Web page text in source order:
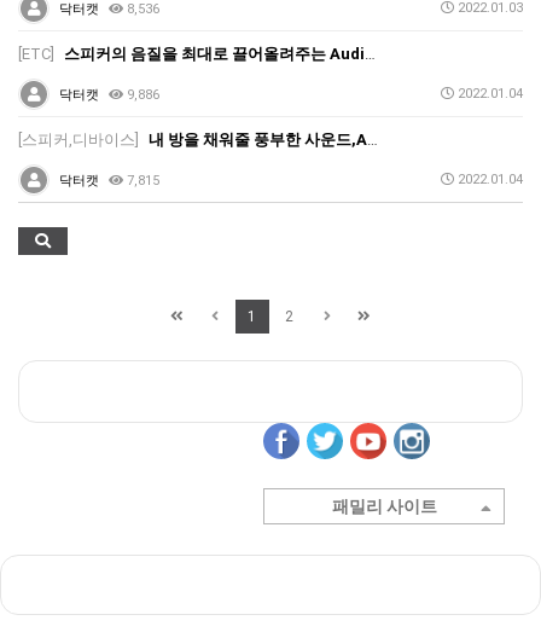
닥터캣 8,536 2022.01.03
[ETC] 스피커의 음질을 최대로 끌어올려주는 Audioengine(오디오엔진)의 데스크탑 스피커 스탠드 'DS1M' 정식 출시
닥터캣 9,886 2022.01.04
[스피커,디바이스] 내 방을 채워줄 풍부한 사운드,Audioengine의 'HD4' 정식 출시
닥터캣 7,815 2022.01.04
1 2
패밀리 사이트